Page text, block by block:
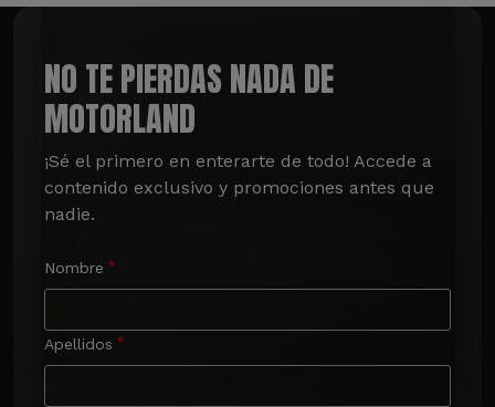
NO TE PIERDAS NADA DE
MOTORLAND
¡Sé el primero en enterarte de todo! Accede a
contenido exclusivo y promociones antes que
nadie.
Nombre
Apellidos